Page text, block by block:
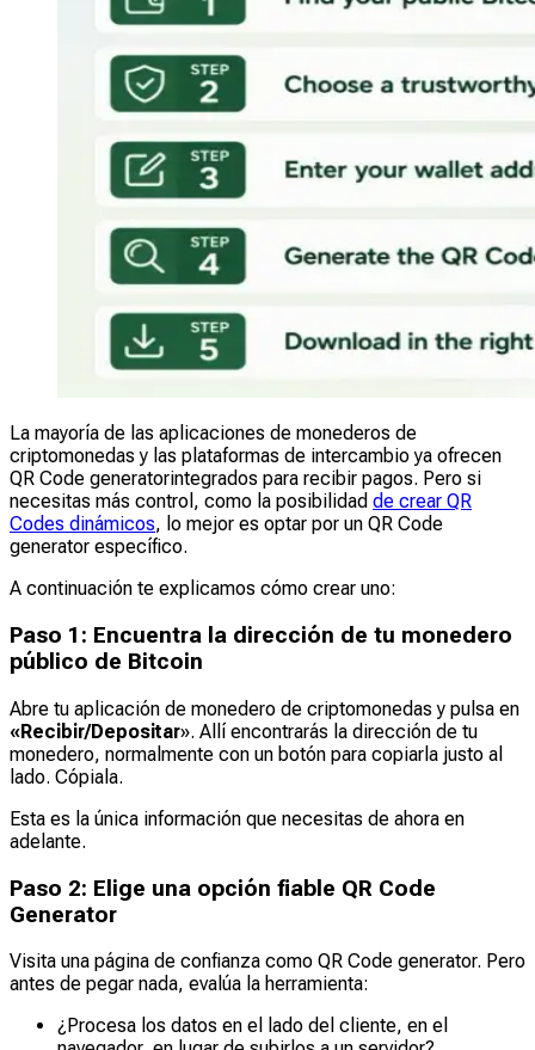
La mayoría de las aplicaciones de monederos de
criptomonedas y las plataformas de intercambio ya ofrecen
QR Code generatorintegrados para recibir pagos. Pero si
necesitas más control, como la posibilidad de crear QR
Codes dinámicos, lo mejor es optar por un QR Code
generator específico.
A continuación te explicamos cómo crear uno:
Paso 1: Encuentra la dirección de tu monedero
público de Bitcoin
Abre tu aplicación de monedero de criptomonedas y pulsa en
«Recibir/Depositar». Allí encontrarás la dirección de tu
monedero, normalmente con un botón para copiarla justo al
lado. Cópiala.
Esta es la única información que necesitas de ahora en
adelante.
Paso 2: Elige una opción fiable QR Code
Generator
Visita una página de confianza como QR Code generator. Pero
antes de pegar nada, evalúa la herramienta:
¿Procesa los datos en el lado del cliente, en el